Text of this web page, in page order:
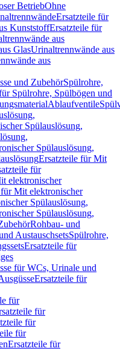
BetriebOhne
Ersatzteile für
KunststoffErsatzteile für
aus
GlasUrinaltrennwände aus
aus
und ZubehörSpülrohre,
Spülrohre, Spülbögen und
Ablaufventile
Spülauslösung,
Spülauslösung,
Ersatzteile für Mit
für
elektronischer
Mit elektronischer
Spülauslösung,
Spülauslösung,
Rohbau- und
AustauschsetsSpülrohre,
Ersatzteile für
für WCs, Urinale und
Ersatzteile für
für
für
für
für
Ersatzteile für